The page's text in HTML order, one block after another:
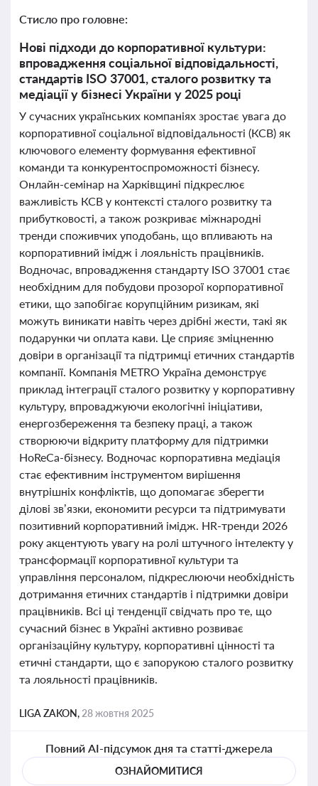
Стисло про головне:
Нові підходи до корпоративної культури:
впровадження соціальної відповідальності,
стандартів ISO 37001, сталого розвитку та
медіації у бізнесі України у 2025 році
У сучасних українських компаніях зростає увага до
корпоративної соціальної відповідальності (КСВ) як
ключового елементу формування ефективної
команди та конкурентоспроможності бізнесу.
Онлайн-семінар на Харківщині підкреслює
важливість КСВ у контексті сталого розвитку та
прибутковості, а також розкриває міжнародні
тренди споживчих уподобань, що впливають на
корпоративний імідж і лояльність працівників.
Водночас, впровадження стандарту ISO 37001 стає
необхідним для побудови прозорої корпоративної
етики, що запобігає корупційним ризикам, які
можуть виникати навіть через дрібні жести, такі як
подарунки чи оплата кави. Це сприяє зміцненню
довіри в організації та підтримці етичних стандартів
компанії. Компанія METRO Україна демонструє
приклад інтеграції сталого розвитку у корпоративну
культуру, впроваджуючи екологічні ініціативи,
енергозбереження та безпеку праці, а також
створюючи відкриту платформу для підтримки
HoReCa-бізнесу. Водночас корпоративна медіація
стає ефективним інструментом вирішення
внутрішніх конфліктів, що допомагає зберегти
ділові зв’язки, економити ресурси та підтримувати
позитивний корпоративний імідж. HR-тренди 2026
року акцентують увагу на ролі штучного інтелекту у
трансформації корпоративної культури та
управління персоналом, підкреслюючи необхідність
дотримання етичних стандартів і підтримки довіри
працівників. Всі ці тенденції свідчать про те, що
сучасний бізнес в Україні активно розвиває
організаційну культуру, корпоративні цінності та
етичні стандарти, що є запорукою сталого розвитку
та лояльності працівників.
LIGA ZAKON, 28 жовтня 2025
Повний AI-підсумок дня та статті-джерела
ОЗНАЙОМИТИСЯ